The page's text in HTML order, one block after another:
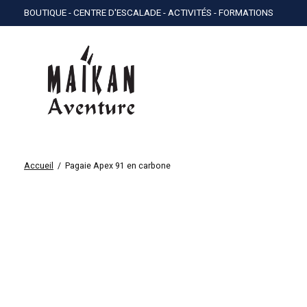
BOUTIQUE - CENTRE D'ESCALADE - ACTIVITÉS - FORMATIONS
Accueil / Pagaie Apex 91 en carbone